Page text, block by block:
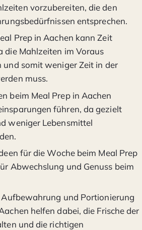
vorzubereiten, die den
entsprechen.
Prep in Aachen kann Zeit
die Mahlzeiten im Voraus
somit weniger Zeit in der
muss.
beim Meal Prep in Aachen
führen, da gezielt
weniger Lebensmittel
für die Woche beim Meal Prep
Abwechslung und Genuss beim
und Portionierung
helfen dabei, die Frische der
und die richtigen